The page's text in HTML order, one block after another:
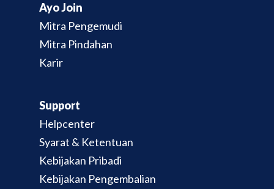
Ayo Join
Mitra Pengemudi
Mitra Pindahan
Karir
Support
Helpcenter
Syarat & Ketentuan
Kebijakan Pribadi
Kebijakan Pengembalian